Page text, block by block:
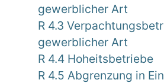
gewerblicher Art
R 4.3
gewerblicher Art
R 4.4 Hoheitsbetriebe
R 4.5 Abgrenzung in